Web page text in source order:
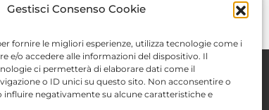
Gestisci Consenso Cookie
fornire le migliori esperienze, utilizza tecnologie come i
e/o accedere alle informazioni del dispositivo. Il
ci permetterà di elaborare dati come il
o ID unici su questo sito. Non acconsentire o
influire negativamente su alcune caratteristiche e